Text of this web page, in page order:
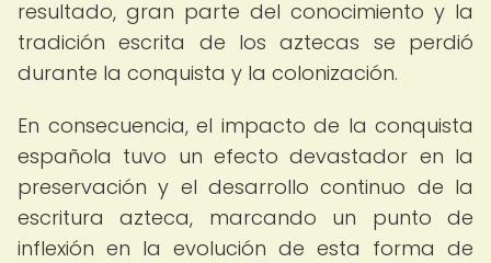
resultado, gran parte del conocimiento y la
tradición escrita de los aztecas se perdió
durante la conquista y la colonización.
En consecuencia, el impacto de la conquista
española tuvo un efecto devastador en la
preservación y el desarrollo continuo de la
escritura azteca, marcando un punto de
inflexión en la evolución de esta forma de